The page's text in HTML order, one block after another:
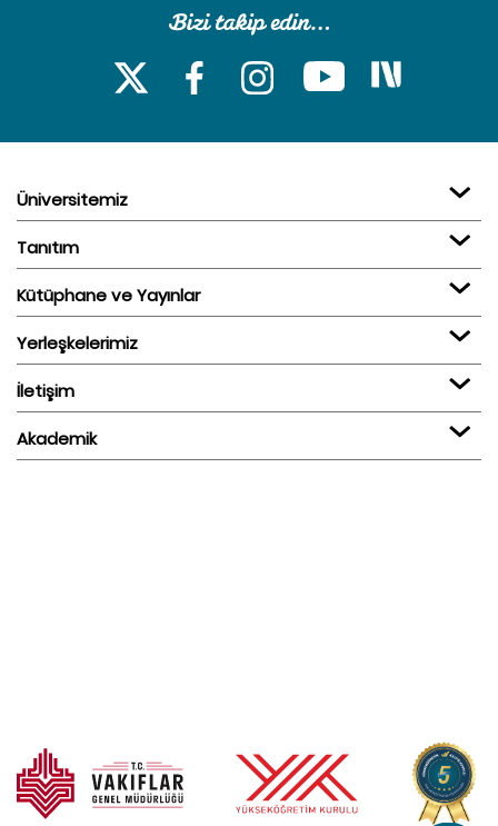
Üniversitemiz
Tanıtım
Kütüphane ve Yayınlar
Yerleşkelerimiz
İletişim
Akademik